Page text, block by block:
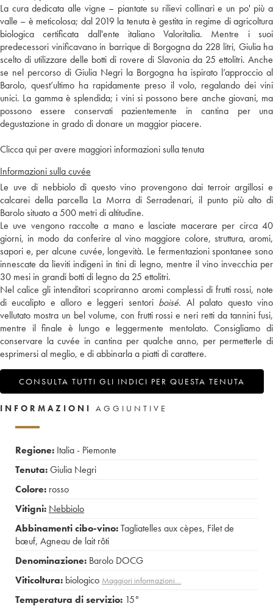
La cura dedicata alle vigne – piantate su rilievi collinari e un po' più a
valle – è meticolosa; dal 2019 la tenuta è gestita in regime di agricoltura
biologica certificata dall'ente italiano Valoritalia. Mentre i suoi
predecessori vinificavano in barrique di Borgogna da 228 litri, Giulia ha
scelto di utilizzare delle botti di rovere di Slavonia da 25 ettolitri. Anche
se nel percorso di Giulia Negri la Borgogna ha ispirato l’approccio al
Barolo, quest’ultimo ha rapidamente preso il volo, regalando dei vini
unici. La gamma è splendida; i vini si possono bere anche giovani, ma
possono essere conservati pazientemente in cantina per una
degustazione in grado di donare un maggior piacere.
Clicca qui per avere maggiori informazioni sulla tenuta
Informazioni sulla cuvée
Le uve di nebbiolo di questo vino provengono dai terroir argillosi e
calcarei della parcella La Morra di Serradenari, il punto più alto di
Barolo situato a 500 metri di altitudine.
Le uve vengono raccolte a mano e lasciate macerare per circa 40
giorni, in modo da conferire al vino maggiore colore, struttura, aromi,
sapori e, per alcune cuvée, longevità. Le fermentazioni spontanee sono
innescate da lieviti indigeni in tini di legno, mentre il vino invecchia per
30 mesi in grandi botti di legno da 25 ettolitri.
Nel calice gli intenditori scopriranno aromi complessi di frutti rossi, note
di eucalipto e alloro e leggeri sentori boisé. Al palato questo vino
vellutato mostra un bel volume, con frutti rossi e neri retti da tannini fusi,
mentre il finale è lungo e leggermente mentolato. Consigliamo di
conservare la cuvée in cantina per qualche anno, per permetterle di
esprimersi al meglio, e di abbinarla a piatti di carattere.
CONSULTA TUTTI GLI INDICI PER QUESTA TENUTA
INFORMAZIONI AGGIUNTIVE
Regione: Italia - Piemonte
Tenuta:Giulia Negri
Colore: rosso
Vitigni: Nebbiolo
Abbinamenti cibo-vino:Tagliatelles aux cèpes, Filet de
bœuf, Agneau de lait rôti
Denominazione: Barolo DOCG
Viticoltura: biologico Maggiori informazioni…
Temperatura di servizio: 15°